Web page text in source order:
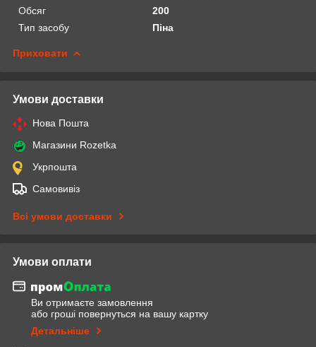
Обсяг
200
Тип засобу
Піна
Приховати
Умови доставки
Нова Пошта
Магазини Rozetka
Укрпошта
Самовивіз
Всі умови доставки
Умови оплати
Ви отримаєте замовлення
або гроші повернуться на вашу картку
Детальніше